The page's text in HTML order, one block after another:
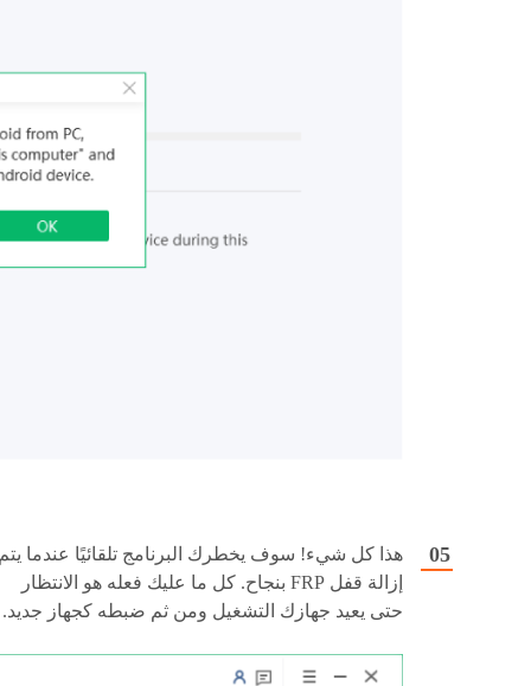
هذا كل شيء! سوف يخطرك البرنامج تلقائيًا عندما
إزالة قفل FRP بنجاح. كل ما عليك فعله هو الانتظار
حتى يعيد جهازك التشغيل ومن ثم ضبطه كجهاز جديد.